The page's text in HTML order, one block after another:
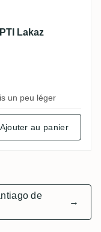
Lakaz
un peu léger
Ajouter au panier
de
→